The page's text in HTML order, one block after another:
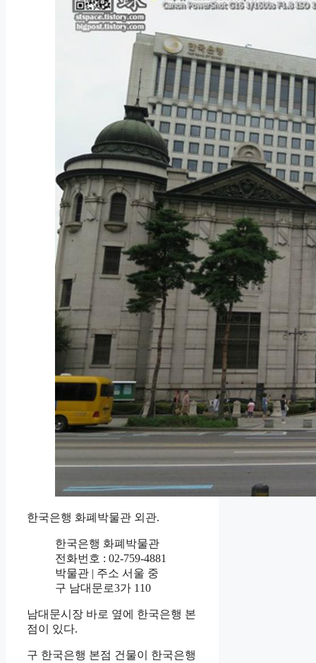
한국은행 화폐박물관 외관.
한국은행 화폐박물관
전화번호 : 02-759-4881
박물관 | 주소 서울 중
구 남대문로3가 110
남대문시장 바로 옆에 한국은행 본
점이 있다.
구 한국은행 본점 건물이 한국은행